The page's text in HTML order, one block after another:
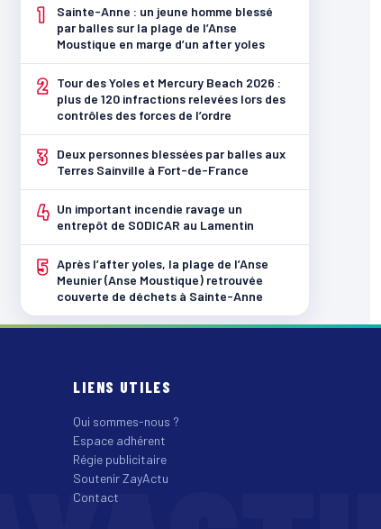
1
Sainte-Anne : un jeune homme blessé
par balles sur la plage de l’Anse
Moustique en marge d’un after yoles
2
Tour des Yoles et Mercury Beach 2026 :
plus de 120 infractions relevées lors des
contrôles des forces de l’ordre
3
Deux personnes blessées par balles aux
Terres Sainville à Fort-de-France
4 Un important incendie ravage un
entrepôt de SODICAR au Lamentin
5 Après l’after yoles, la plage de l’Anse
Meunier (Anse Moustique) retrouvée
couverte de déchets à Sainte-Anne
LIENS UTILES
Qui sommes-nous ?
Espace adhérent
Régie publicitaire
Soutenir ZayActu
Contact